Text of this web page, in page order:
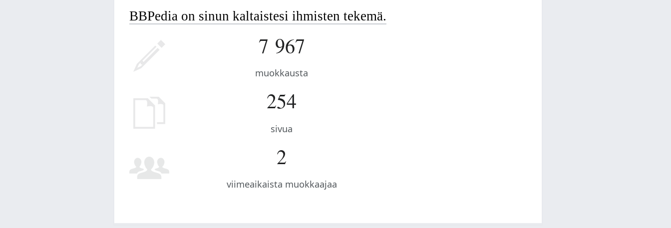
BBPedia on sinun kaltaistesi ihmisten tekemä.
7 967
muokkausta
254
sivua
2
viimeaikaista muokkaajaa